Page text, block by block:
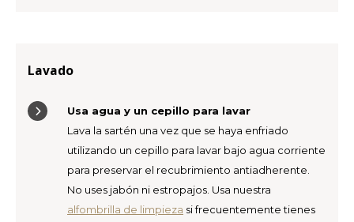
Lavado
Usa agua y un cepillo para lavar
Lava la sartén una vez que se haya enfriado
utilizando un cepillo para lavar bajo agua corriente
para preservar el recubrimiento antiadherente.
No uses jabón ni estropajos. Usa nuestra
alfombrilla de limpieza si frecuentemente tienes